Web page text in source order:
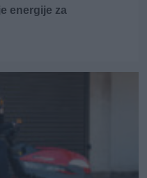
energije za